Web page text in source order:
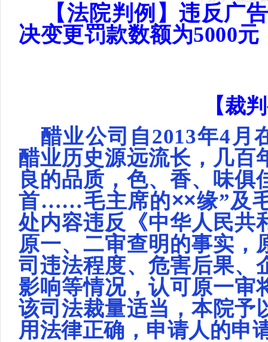
【法院判例】违反广
决变更罚款数额为5000元
【裁
醋业公司自2013年4月
醋业历史源远流长，几百
良的品质，色、香、味
首……毛主席的××缘”及
处内容违反《中华人民共
原一、二审查明的事实，
司违法程度、危害后果、
影响等情况，认可原一审
该司法裁量适当，本院予
用法律正确，申请人的申